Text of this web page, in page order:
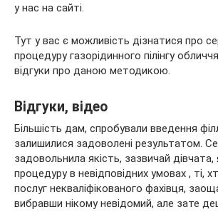
у нас на сайті.
Тут у вас є можливість дізнатися про
процедуру газорідинного пілінгу
відгуки про даною методикою.
Відгуки, відео
Більшість дам, спробували введення
залишилися задоволені результатом.
задовольнила якість, зазвичай дівчата,
процедуру в невідповідних умовах , ті,
послуг некваліфікованого фахівця,
вибравши нікому невідомий, але зате